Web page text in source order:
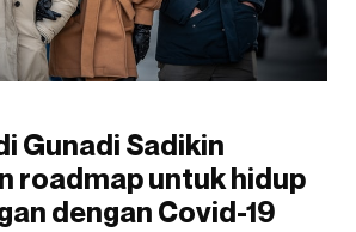
Gunadi Sadikin
roadmap untuk hidup
dengan Covid-19